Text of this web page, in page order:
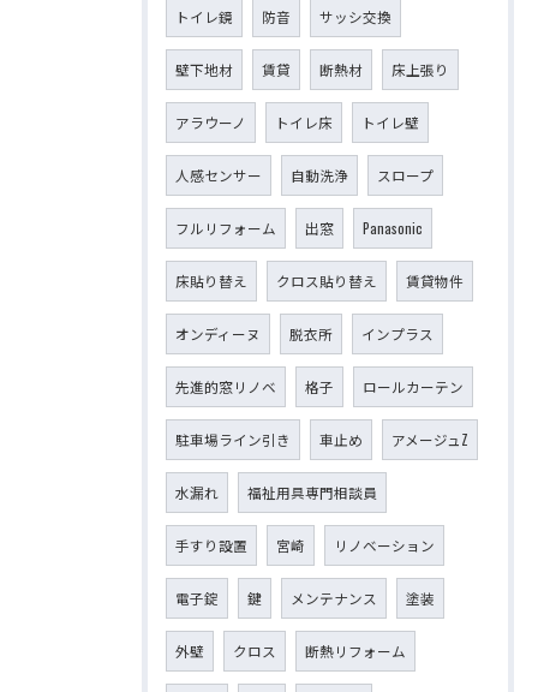
トイレ鏡 防音 サッシ交換
壁下地材 賃貸 断熱材 床上張り
アラウーノ トイレ床 トイレ壁
人感センサー 自動洗浄 スロープ
フルリフォーム 出窓 Panasonic
床貼り替え クロス貼り替え 賃貸物件
オンディーヌ 脱衣所 インプラス
先進的窓リノベ 格子 ロールカーテン
駐車場ライン引き 車止め アメージュZ
水漏れ 福祉用具専門相談員
手すり設置 宮崎 リノベーション
電子錠 鍵 メンテナンス 塗装
外壁 クロス 断熱リフォーム